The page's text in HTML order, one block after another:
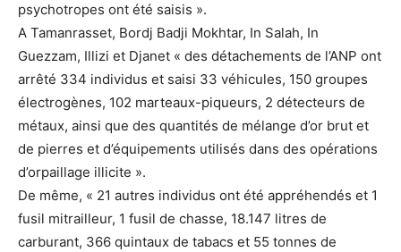
psychotropes ont été saisis ».
A Tamanrasset, Bordj Badji Mokhtar, In Salah, In
Guezzam, Illizi et Djanet « des détachements de l’ANP ont
arrêté 334 individus et saisi 33 véhicules, 150 groupes
électrogènes, 102 marteaux-piqueurs, 2 détecteurs de
métaux, ainsi que des quantités de mélange d’or brut et
de pierres et d’équipements utilisés dans des opérations
d’orpaillage illicite ».
De même, « 21 autres individus ont été appréhendés et 1
fusil mitrailleur, 1 fusil de chasse, 18.147 litres de
carburant, 366 quintaux de tabacs et 55 tonnes de